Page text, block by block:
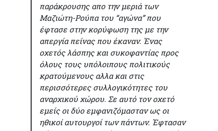
παράκρουσης απο την μεριά των
Μαζιώτη-Ρούπα του “αγώνα” που
έφτασε στην κορύφωση της με την
απεργία πείνας που έκαναν. Ένας
οχετός λάσπης και συκοφαντίας προς
όλους τους υπόλοιπους πολιτικούς
κρατούμενους αλλα και στις
περισσότερες συλλογικότητες του
αναρχικού χώρου. Σε αυτό τον οχετό
εμείς οι δύο εμφανιζόμασταν ως οι
ηθικοί αυτουργοί των πάντων. Έφτασαν